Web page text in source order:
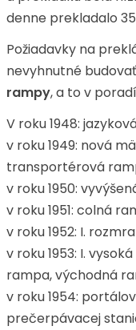
denne prekladalo
Požiadavky na
nevyhnutné budovať
rampy, a to v
V roku 1948:
v roku 1949: nová
transportérová
v roku 1950:
v roku 1951: colná
v roku 1952: I.
v roku 1953: I.
rampa, východná
v roku 1954:
prečerpávacej